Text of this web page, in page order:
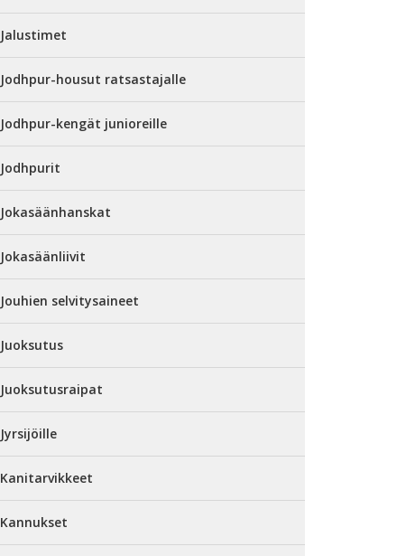
Jalustimet
Jodhpur-housut ratsastajalle
Jodhpur-kengät junioreille
Jodhpurit
Jokasäänhanskat
Jokasäänliivit
Jouhien selvitysaineet
Juoksutus
Juoksutusraipat
Jyrsijöille
Kanitarvikkeet
Kannukset